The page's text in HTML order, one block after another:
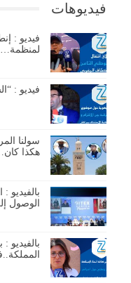
فيديوهات
فيديو :
لمنظمة…
فيديو :
سولنا
هكذا
بالفيديو
الوصول
بالفيديو